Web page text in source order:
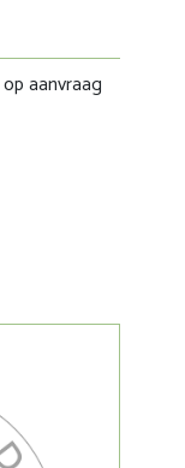
aanvraag